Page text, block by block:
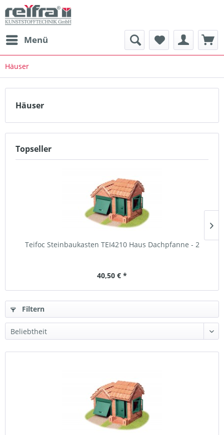
Menü
Häuser
Häuser
Topseller
Teifoc Steinbaukasten TEI4210 Haus Dachpfanne - 2
40,50 € *
Filtern